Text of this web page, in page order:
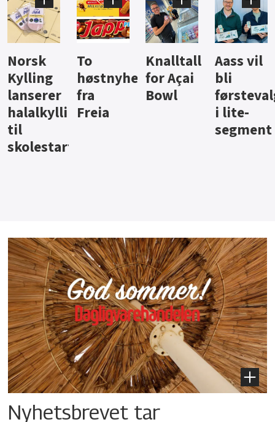
Knalltall
for Açai
Bowl
Aass vil
bli
førstevalg
i lite-
Brus og
jus fra
Berentsen
Hard
iste fra
Hansa
Nyhetsbrevet tar